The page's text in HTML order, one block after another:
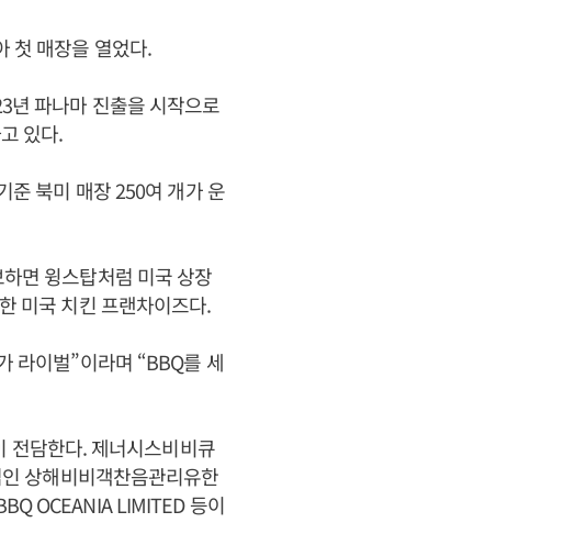
첫 매장을 열었다.
년 파나마 진출을 시작으로
있다.
준 북미 매장 250여 개가 운
면 윙스탑처럼 미국 상장
미국 치킨 프랜차이즈다.
라이벌”이라며 “BBQ를 세
전담한다. 제너시스비비큐
상해비비객찬음관리유한
OCEANIA LIMITED 등이